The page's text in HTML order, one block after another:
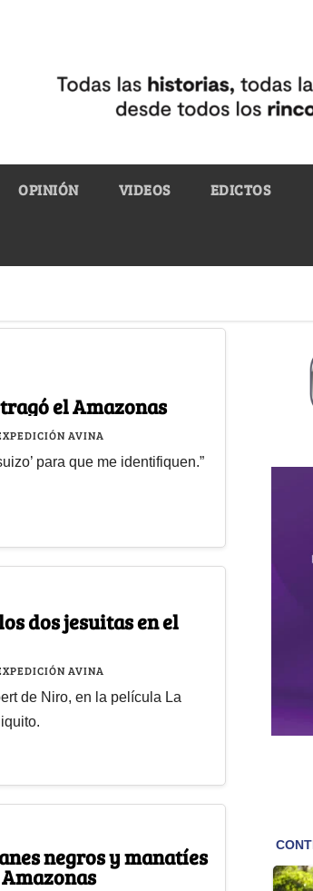
OPINIÓN VIDEOS EDICTOS
el Amazonas
AVINA
para que me identifiquen.”
dos jesuitas en el
AVINA
de Niro, en la película La
negros y manatíes